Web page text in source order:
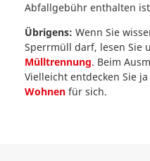
Abfallgebühr enthalten
Übrigens: Wenn Sie
Sperrmüll darf, lesen Sie
Mülltrennung. Beim
Vielleicht entdecken Sie ja
Wohnen für sich.